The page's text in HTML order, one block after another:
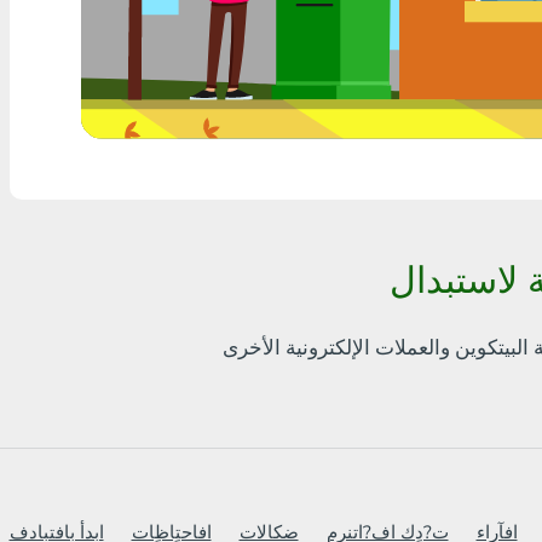
أٍ بل? THB
Visa/MasterCard MDL
Visa/MasterCard AMD
Ripple
ابدأ بافتبادف افاحتٍاظٍات ضكالات ت?دٍك اف?اتنرم افآراء